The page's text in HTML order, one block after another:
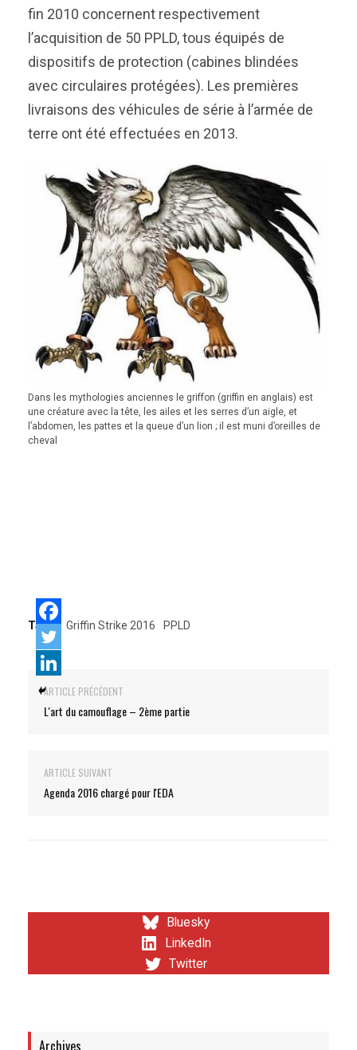
fin 2010 concernent respectivement
l’acquisition de 50 PPLD, tous équipés de
dispositifs de protection (cabines blindées
avec circulaires protégées). Les premières
livraisons des véhicules de série à l’armée de
terre ont été effectuées en 2013.
Dans les mythologies anciennes le griffon (griffin en anglais) est
une créature avec la tête, les ailes et les serres d’un aigle, et
l’abdomen, les pattes et la queue d’un lion ; il est muni d’oreilles de
cheval
Tags: Griffin Strike 2016 PPLD
ARTICLE PRÉCÉDENT
L'art du camouflage – 2ème partie
ARTICLE SUIVANT
Agenda 2016 chargé pour l'EDA
Bluesky
LinkedIn
Twitter
Archives